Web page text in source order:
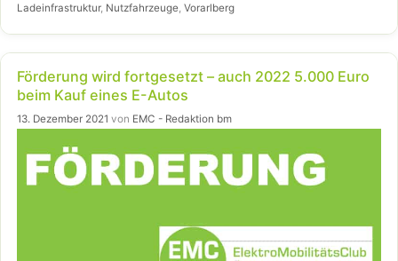
Ladeinfrastruktur, Nutzfahrzeuge, Vorarlberg
Förderung wird fortgesetzt – auch 2022 5.000 Euro
beim Kauf eines E-Autos
13. Dezember 2021 von EMC - Redaktion bm